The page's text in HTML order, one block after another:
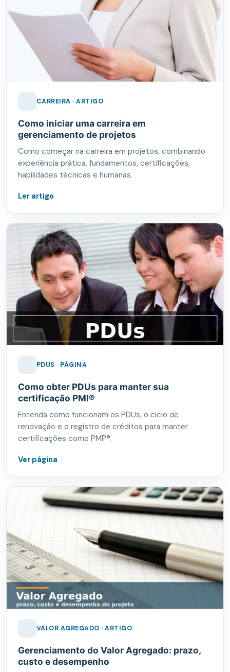
CARREIRA · ARTIGO
Como iniciar uma carreira em
gerenciamento de projetos
Como começar na carreira em projetos, combinando
experiência prática, fundamentos, certificações,
habilidades técnicas e humanas.
Ler artigo
PDUS · PÁGINA
Como obter PDUs para manter sua
certificação PMI®
Entenda como funcionam os PDUs, o ciclo de
renovação e o registro de créditos para manter
certificações como PMP®.
Ver página
VALOR AGREGADO · ARTIGO
Gerenciamento do Valor Agregado: prazo,
custo e desempenho